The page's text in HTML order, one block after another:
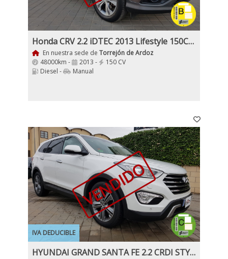
Honda CRV 2.2 iDTEC 2013 Lifestyle 150Cv 4x4
En nuestra sede de Torrejón de Ardoz
48000km -
2013 -
150 CV
Diesel -
Manual
IVA DEDUCIBLE
VENDIDO
HYUNDAI GRAND SANTA FE 2.2 CRDI STYLE AUTO 4X4 7 Plazas